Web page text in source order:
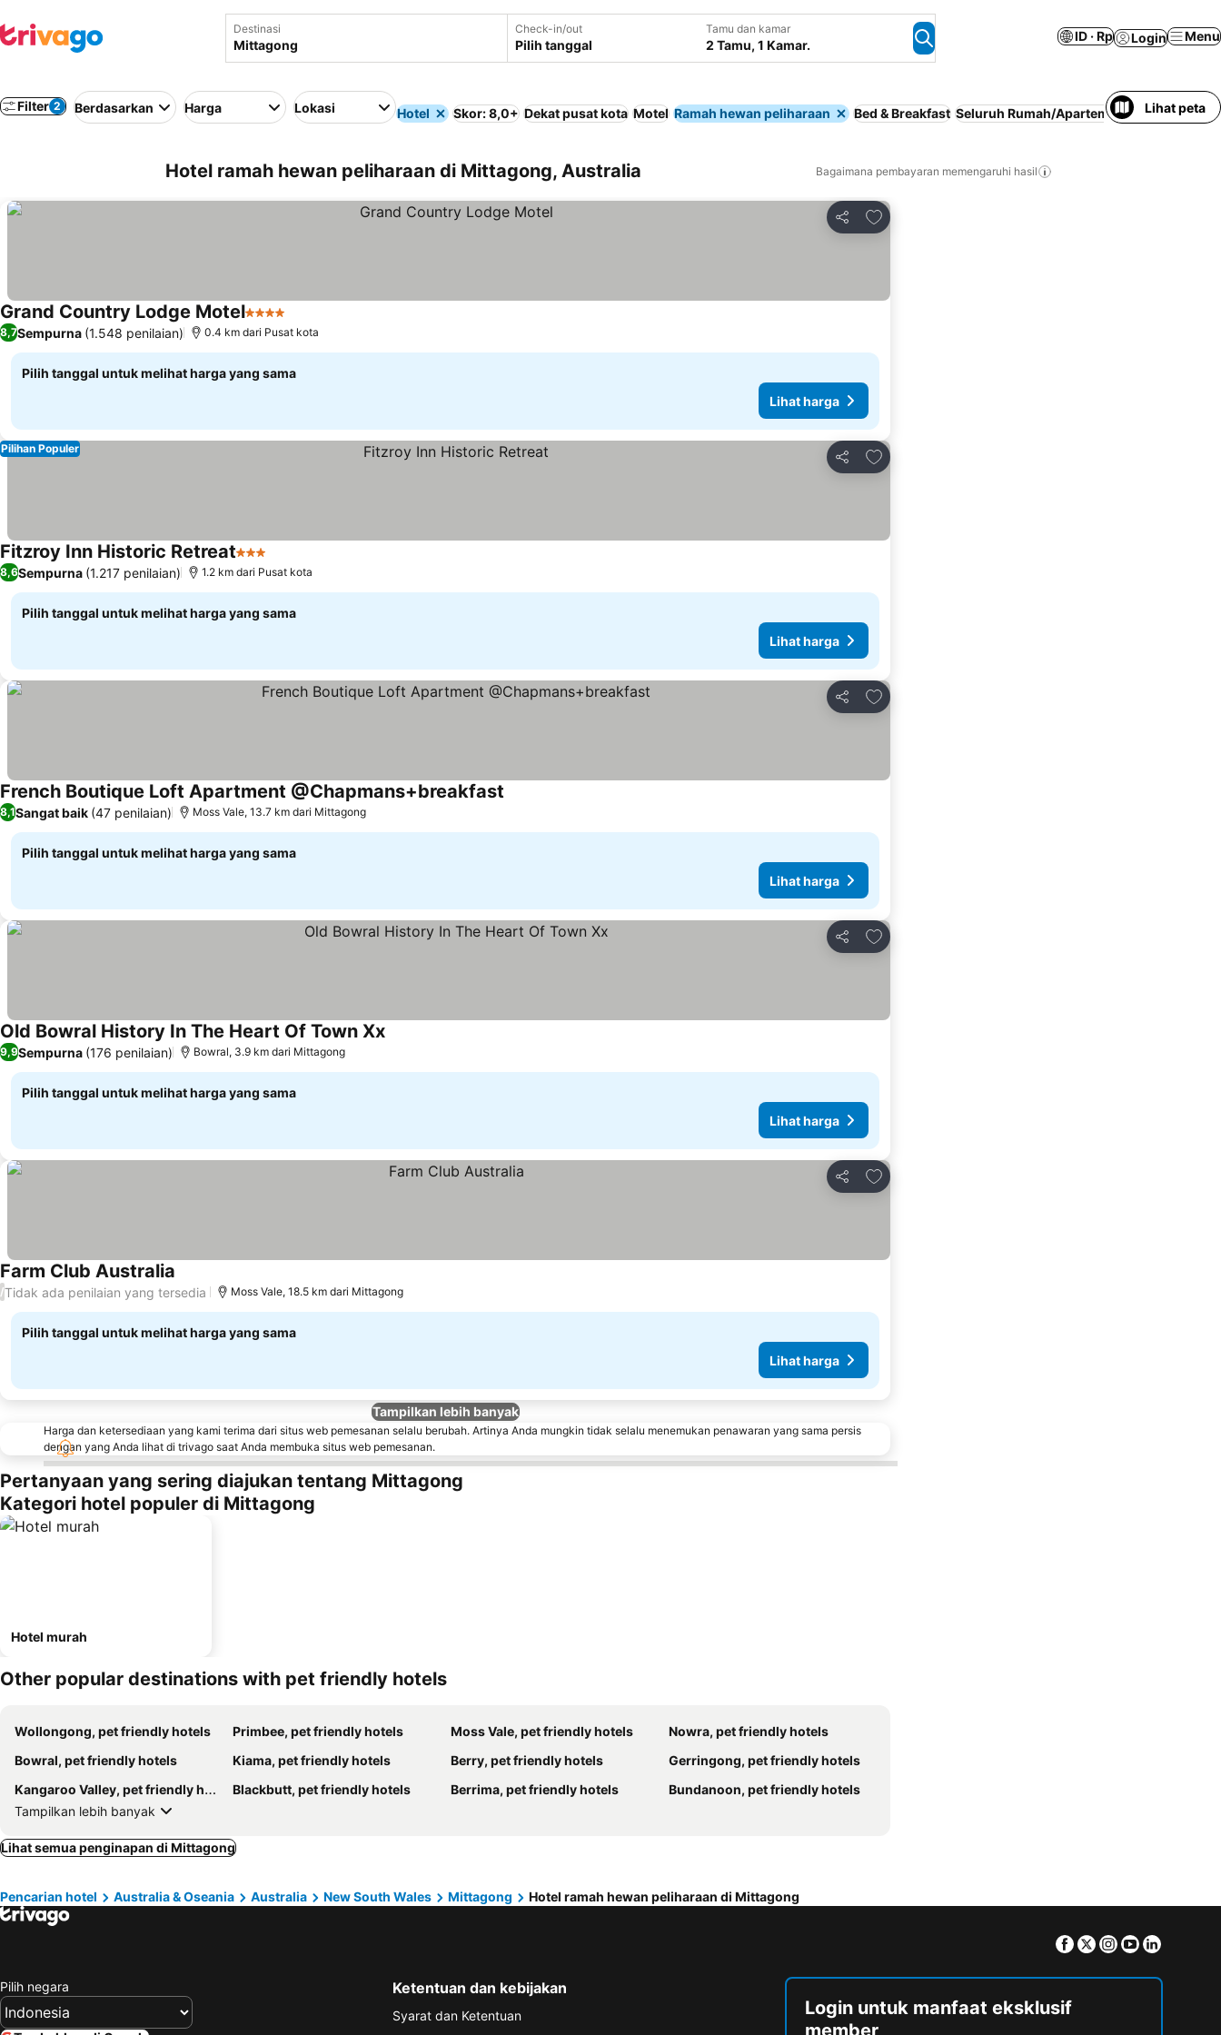
Destinasi Check-in/out
Pilih tanggal
Tamu dan kamar
2 Tamu, 1 Kamar.
ID · Rp Login Menu
Filter 2 Berdasarkan Harga Lokasi Hotel Skor: 8,0+ Dekat pusat kota Motel Ramah hewan peliharaan Bed & Breakfast Seluruh Rumah/Apartemen Parkir
Lihat peta
Hotel ramah hewan peliharaan di Mittagong, Australia Bagaimana pembayaran memengaruhi hasil
Bagikan
Tambahkan ke favorit
Grand Country Lodge Motel4 Bintang
8,7Sempurna (1.548 penilaian) 0.4 km dari Pusat kota
Pilih tanggal untuk melihat harga yang sama
Lihat harga
Bagikan
Tambahkan ke favorit
Pilihan Populer
Fitzroy Inn Historic Retreat3 Bintang
8,6Sempurna (1.217 penilaian) 1.2 km dari Pusat kota
Pilih tanggal untuk melihat harga yang sama
Lihat harga
Bagikan
Tambahkan ke favorit
French Boutique Loft Apartment @Chapmans+breakfast
8,1Sangat baik (47 penilaian) Moss Vale, 13.7 km dari Mittagong
Pilih tanggal untuk melihat harga yang sama
Lihat harga
Bagikan
Tambahkan ke favorit
Old Bowral History In The Heart Of Town XxLihat harga
9,9Sempurna (176 penilaian) Bowral, 3.9 km dari Mittagong
Pilih tanggal untuk melihat harga yang sama
Lihat harga
Bagikan
Tambahkan ke favorit
Farm Club Australia Lihat harga
/Tidak ada penilaian yang tersedia Moss Vale, 18.5 km dari Mittagong
Pilih tanggal untuk melihat harga yang sama
Lihat harga
Tampilkan lebih banyak
Harga dan ketersediaan yang kami terima dari situs web pemesanan selalu berubah. Artinya Anda mungkin tidak selalu menemukan penawaran yang sama persis
dengan yang Anda lihat di trivago saat Anda membuka situs web pemesanan.
Pertanyaan yang sering diajukan tentang Mittagong
Kategori hotel populer di Mittagong
Hotel murah
Other popular destinations with pet friendly hotels
Wollongong, pet friendly hotels Primbee, pet friendly hotels Moss Vale, pet friendly hotels
Nowra, pet friendly hotels
Bowral, pet friendly hotels
Kiama, pet friendly hotels Berry, pet friendly hotels
Gerringong, pet friendly hotels
Kangaroo Valley, pet friendly hotels
Blackbutt, pet friendly hotels Berrima, pet friendly hotels
Bundanoon, pet friendly hotels
Tampilkan lebih banyak
Lihat semua penginapan di Mittagong
Pencarian hotel Australia & Oseania Australia New South Wales Mittagong Hotel ramah hewan peliharaan di Mittagong
Facebook
TwitterInstagram
Youtube
Pilih negara Ketentuan dan kebijakan
Syarat dan Ketentuan
Login untuk manfaat eksklusif
member